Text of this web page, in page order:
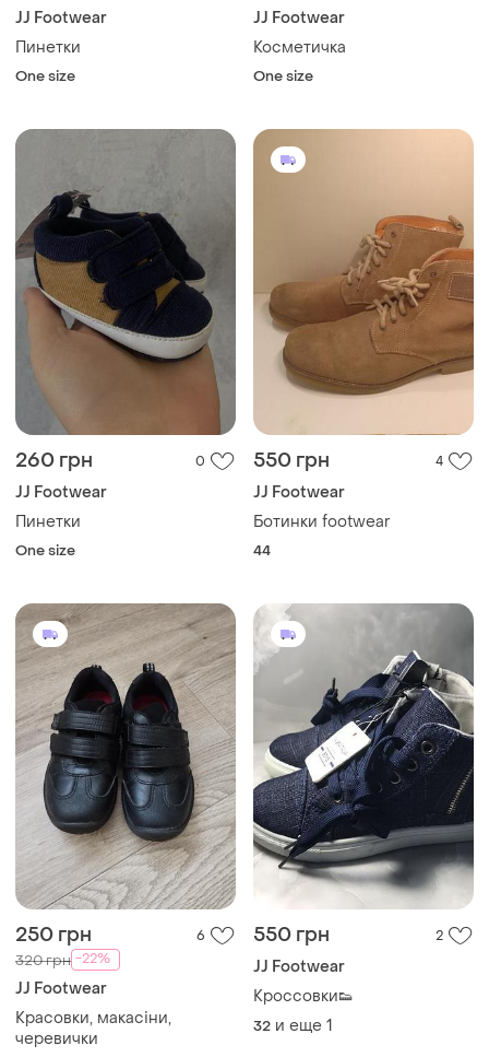
JJ Footwear
Пинетки
One size
JJ Footwear
Косметичка
One size
260 грн 0
JJ Footwear
Пинетки
One size
550 грн 4
JJ Footwear
Ботинки footwear
44
250 грн 6
320 грн -22%
JJ Footwear
Красовки, макасіни,
черевички
550 грн 2
JJ Footwear
Кроссовки👟
32 и еще 1